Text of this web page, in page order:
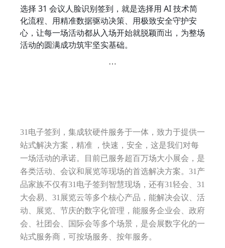
选择 31 会议人脸识别签到，就是选择用 AI 技术简
化流程、用精准数据驱动决策、用极致安全守护安
心，让每一场活动都从入场开始就脱颖而出，为整场
活动的圆满成功筑牢坚实基础。
…
31电子签到，集成软硬件服务于一体，致力于提供一
站式解决方案，精准 ，快速，安全，这是我们对每
一场活动的承诺。目前已服务超百万场大小展会，是
各类活动、会议和展览等现场的首选解决方案。31产
品家族不仅有31电子签到智慧现场，还有31轻会、31
大会易、31展览云等多个核心产品，能解决会议、活
动、展览、节庆的数字化管理，能服务企业会、政府
会、社团会、国际会等多个场景，是会展数字化的一
站式服务商，可按场服务、按年服务。